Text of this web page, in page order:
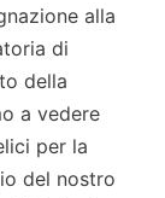
alla
di
della
a vedere
per la
del nostro